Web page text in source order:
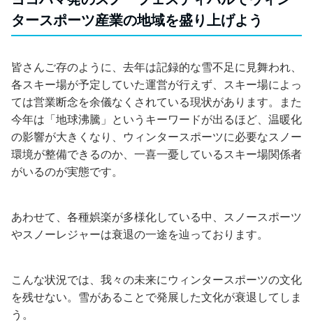
タースポーツ産業の地域を盛り上げよう
皆さんご存のように、去年は記録的な雪不足に見舞われ、
各スキー場が予定していた運営が行えず、スキー場によっ
ては営業断念を余儀なくされている現状があります。また
今年は「地球沸騰」というキーワードが出るほど、温暖化
の影響が大きくなり、ウィンタースポーツに必要なスノー
環境が整備できるのか、一喜一憂しているスキー場関係者
がいるのが実態です。
あわせて、各種娯楽が多様化している中、スノースポーツ
やスノーレジャーは衰退の一途を辿っております。
こんな状況では、我々の未来にウィンタースポーツの文化
を残せない。雪があることで発展した文化が衰退してしま
う。